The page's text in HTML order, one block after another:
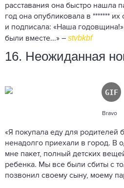
расставания она быстро нашла
год она опубликовала в *******
и подписала: «Наша
были вместе...» – stvbkbf
16. Неожиданная
Bravo
«Я покупала еду для родителей
ненадолго приехали в город. В
мне пакет, полный детских
ребенка. Мы все были сбиты с
позвонил своему сыну, моему